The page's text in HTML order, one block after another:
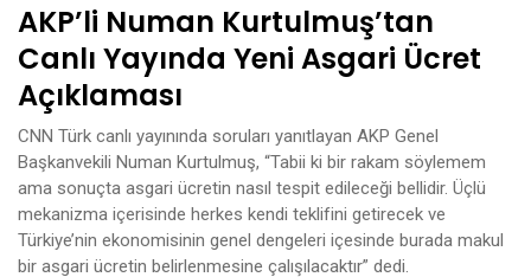
AKP’li Numan Kurtulmuş’tan
Canlı Yayında Yeni Asgari Ücret
Açıklaması
CNN Türk canlı yayınında soruları yanıtlayan AKP Genel
Başkanvekili Numan Kurtulmuş, “Tabii ki bir rakam söylemem
ama sonuçta asgari ücretin nasıl tespit edileceği bellidir. Üçlü
mekanizma içerisinde herkes kendi teklifini getirecek ve
Türkiye’nin ekonomisinin genel dengeleri içesinde burada makul
bir asgari ücretin belirlenmesine çalışılacaktır” dedi.